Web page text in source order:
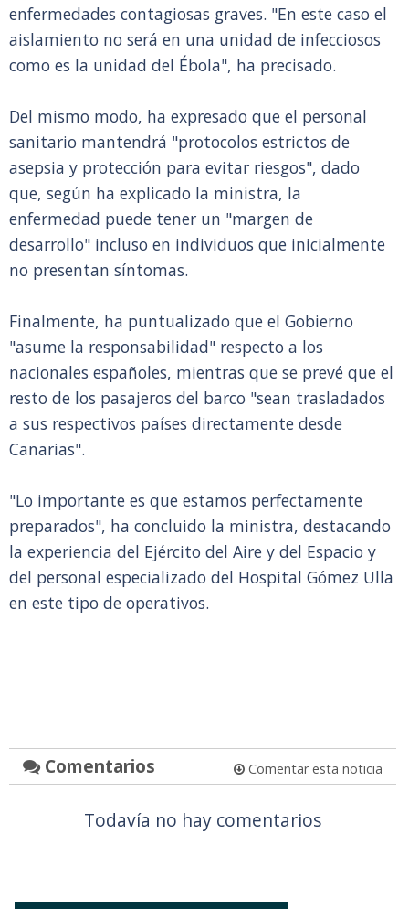
enfermedades contagiosas graves. "En este caso el
aislamiento no será en una unidad de infecciosos
como es la unidad del Ébola", ha precisado.
Del mismo modo, ha expresado que el personal
sanitario mantendrá "protocolos estrictos de
asepsia y protección para evitar riesgos", dado
que, según ha explicado la ministra, la
enfermedad puede tener un "margen de
desarrollo" incluso en individuos que inicialmente
no presentan síntomas.
Finalmente, ha puntualizado que el Gobierno
"asume la responsabilidad" respecto a los
nacionales españoles, mientras que se prevé que el
resto de los pasajeros del barco "sean trasladados
a sus respectivos países directamente desde
Canarias".
"Lo importante es que estamos perfectamente
preparados", ha concluido la ministra, destacando
la experiencia del Ejército del Aire y del Espacio y
del personal especializado del Hospital Gómez Ulla
en este tipo de operativos.
Comentarios Comentar esta noticia
Todavía no hay comentarios